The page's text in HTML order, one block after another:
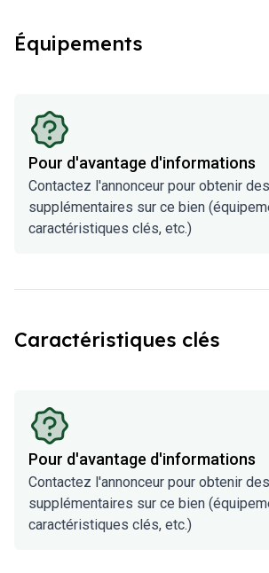
Équipements
Pour d'avantage d'informations
Contactez l'annonceur pour obtenir
supplémentaires sur ce bien
caractéristiques clés, etc.)
Caractéristiques clés
Pour d'avantage d'informations
Contactez l'annonceur pour obtenir
supplémentaires sur ce bien
caractéristiques clés, etc.)